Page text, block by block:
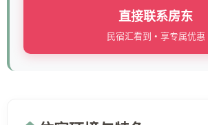
直接联系房东
民宿汇看到 • 享专属优惠